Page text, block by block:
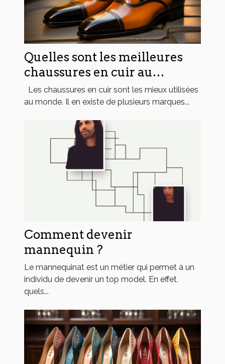
Quelles sont les meilleures
chaussures en cuir au
monde ?
Les chaussures en cuir sont les mieux utilisées
au monde. Il en existe de plusieurs marques...
Comment devenir
mannequin ?
Le mannequinat est un métier qui permet à un
individu de devenir un top model. En effet,
quels...